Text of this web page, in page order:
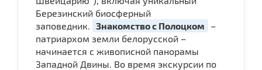
Березинский биосферный
заповедник.
Знакомство с Полоцком
–
патриархом земли белорусской –
начинается с живописной панорамы
Западной Двины. Во время экскурсии по